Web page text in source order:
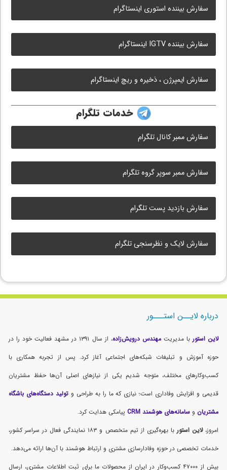
سفارش بیننده استوری اینستاگرام
سفارش بیننده IGTV اینستاگرام
سفارش ایمپرژن ، ذخیره و ریچ اینستاگرام
خدمات تلگرام
سفارش ممبر کانال تلگرام
سفارش ممبر سوپر گروه تلگرام
سفارش بازدید پست تلگرام
سفارش لایک و نظرسنجی تلگرام